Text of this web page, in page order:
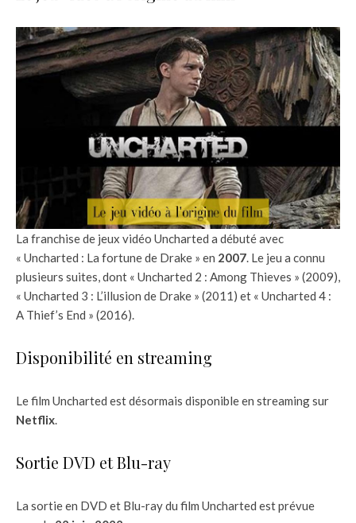
La franchise de jeux vidéo Uncharted a débuté avec
« Uncharted : La fortune de Drake » en 2007. Le jeu a connu
plusieurs suites, dont « Uncharted 2 : Among Thieves » (2009),
« Uncharted 3 : L’illusion de Drake » (2011) et « Uncharted 4 :
A Thief’s End » (2016).
Disponibilité en streaming
Le film Uncharted est désormais disponible en streaming sur
Netflix.
Sortie DVD et Blu-ray
La sortie en DVD et Blu-ray du film Uncharted est prévue